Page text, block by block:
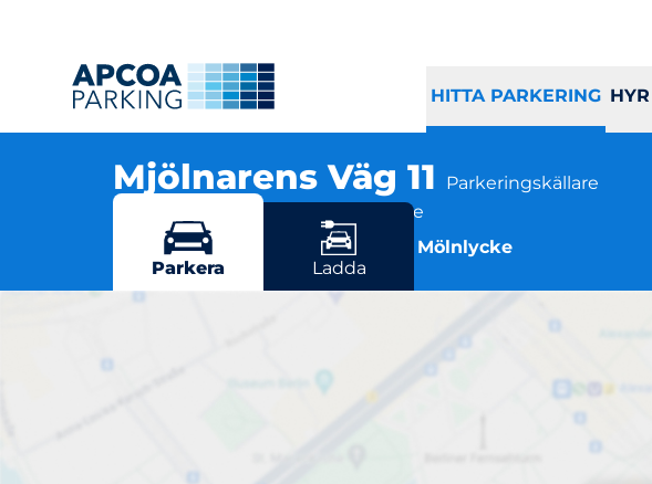
HITTA PARKERING
Mjölnarens Väg 11
Parkeringskällare
Mjölnarens väg 11, 435 35 Mölnlycke
Flera parkeringsmöjligheter i Mölnlycke
Parkera Ladda